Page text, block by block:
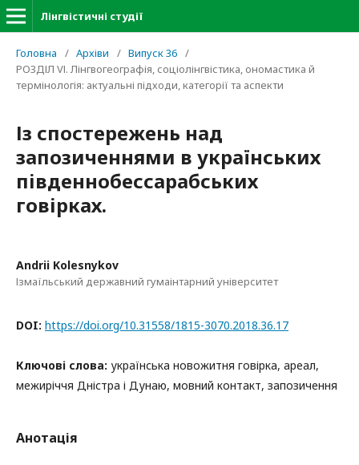
Лінгвістичні студії
Головна / Архіви / Випуск 36 /
РОЗДІЛ VІ. Лінгвогеографія, соціолінгвістика, ономастика й
термінологія: актуальні підходи, категорії та аспекти
Із спостережень над
запозиченнями в українських
південнобессарабських
говірках.
Andrii Kolesnykov
Ізмаїльський державний гумаінтарний університет
DOI: https://doi.org/10.31558/1815-3070.2018.36.17
Ключові слова: українська новожитня говірка, ареал,
межиріччя Дністра і Дунаю, мовний контакт, запозичення
Анотація